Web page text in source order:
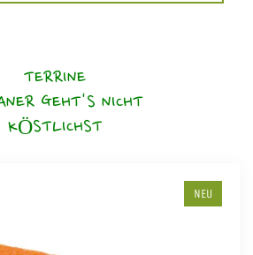
TERRINE
GEHT'S NICHT
KÖSTLICHST
NEU